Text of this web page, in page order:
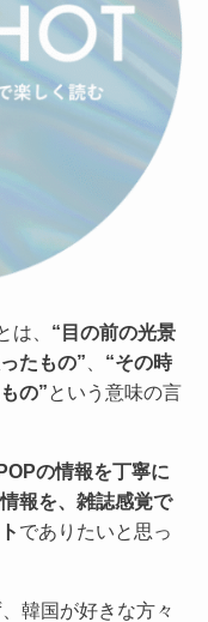
は、 “目の前の光景
たもの”
“その時
の” という意味の言
の情報を丁寧に
報を、雑誌感覚で
でありたいと思っ
韓国が好きな方々